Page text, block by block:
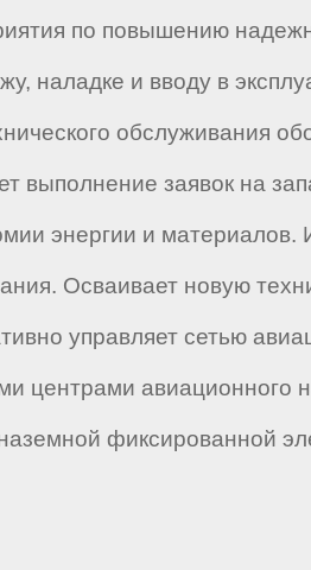
по повышению
наладке и вводу в
обслуживания
выполнение заявок на
энергии и
Осваивает новую
управляет сетью
центрами авиационного
фиксированной